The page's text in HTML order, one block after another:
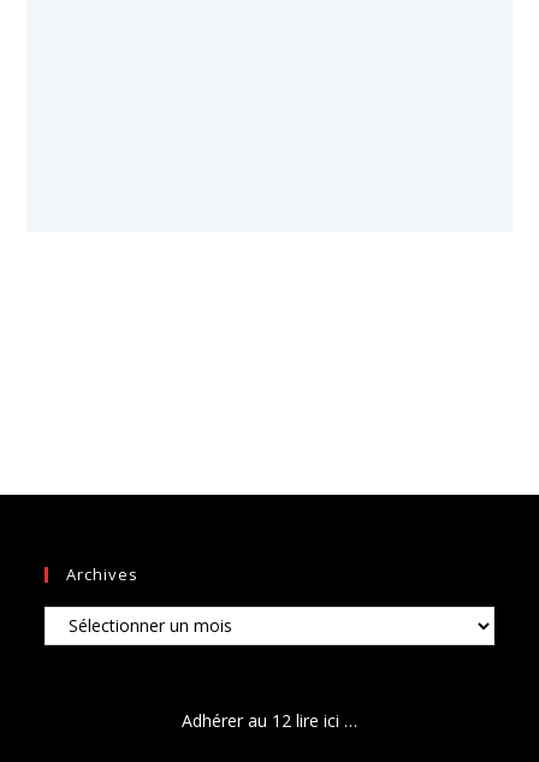
Archives
Archives
Adhérer au 12 lire ici …